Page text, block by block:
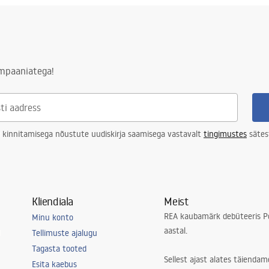
LED allikas
LED allikas
koridor/trepikoda, köök,
magamistuba,
54-1W.pdf
kinnitamisega nõustute uudiskirja saamisega vastavalt tingimustes
Kliendiala
Minu konto
Tellimuste ajalugu
Tagasta tooted
Esita kaebus
Meist
REA kaubamärk debüteeris
aastal.
Sellest ajast alates